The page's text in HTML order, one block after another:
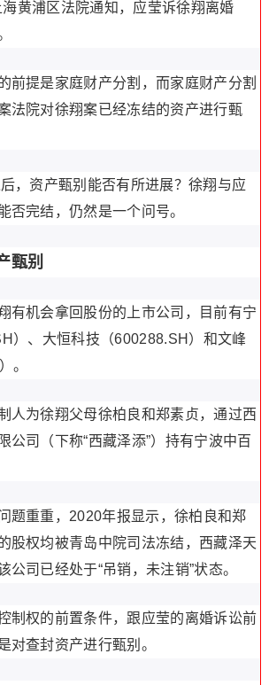
黄浦区法院通知，应莹诉徐翔离婚
前提是家庭财产分割，而家庭财产分割
法院对徐翔案已经冻结的资产进行甄
，资产甄别能否有所进展？徐翔与应
否完结，仍然是一个问号。
甄别
有机会拿回股份的上市公司，目前有宁
）、大恒科技（600288.SH）和文峰
。
人为徐翔父母徐柏良和郑素贞，通过西
公司（下称“西藏泽添”）持有宁波中百
题重重，2020年报显示，徐柏良和郑
股权均被青岛中院司法冻结，西藏泽天
公司已经处于“吊销，未注销”状态。
制权的前置条件，跟应莹的离婚诉讼前
对查封资产进行甄别。